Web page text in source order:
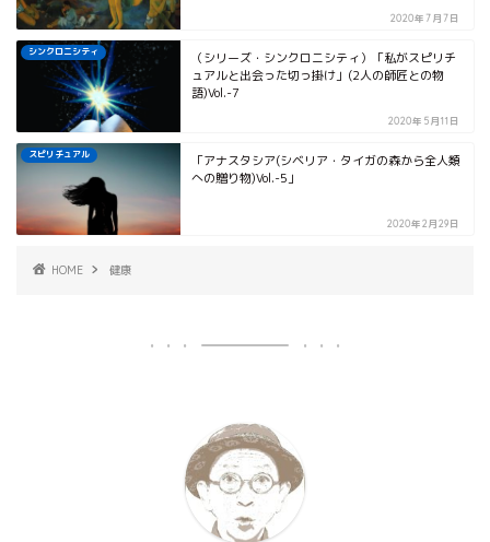
2020年7月7日
シンクロニシティ
（シリーズ・シンクロニシティ）「私がスピリチ
ュアルと出会った切っ掛け」(2人の師匠との物
語)Vol.-7
2020年5月11日
スピリチュアル
「アナスタシア(シベリア・タイガの森から全人類
への贈り物)Vol.-5」
2020年2月29日
HOME 健康